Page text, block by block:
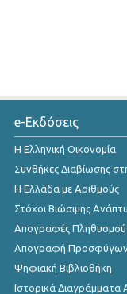
e-Εκδόσεις
Η Ελληνική Οικονομία
Συνθήκες Διαβίωσης
Η Ελλάδα με Αριθμούς
Στόχοι Βιώσιμης
Απογραφές Πληθυσμού
Απογραφή Προσφύγων
Ψηφιακή Βιβλιοθήκη
Ιστορικά